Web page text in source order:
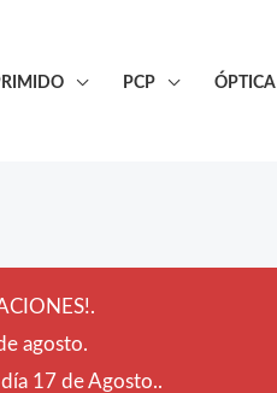
PCP ÓPTICA
agosto.
17 de Agosto..